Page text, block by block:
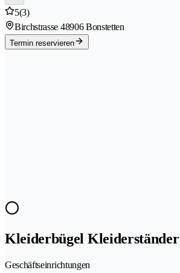
5(3)
Birchstrasse 48906 Bonstetten
Termin reservieren
Kleiderbügel Kleiderständer
Geschäftseinrichtungen